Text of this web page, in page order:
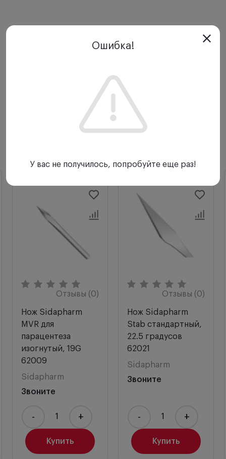
Отзывы (0)
Нож Sidapharm
MVR для
парацентеза
изогнутый, 19G
62009
Sidapharm
Звоните
Купить
- +
Отзывы (0)
Нож Sidapharm
Stab стандартный,
22.5 градусов
62021
Sidapharm
Звоните
Купить
- +
Ошибка!
У вас не получилось, попробуйте еще раз!